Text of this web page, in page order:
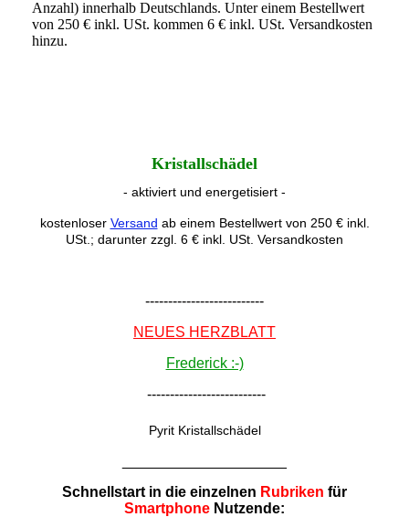
Anzahl) innerhalb Deutschlands. Unter einem Bestellwert
von 250 € inkl. USt. kommen 6 € inkl. USt. Versandkosten
hinzu.
Kristallschädel
- aktiviert und energetisiert -
kostenloser Versand ab einem Bestellwert von 250 € inkl.
USt.; darunter zzgl. 6 € inkl. USt. Versandkosten
--------------------------
NEUES HERZBLATT
Frederick :-)
--------------------------
Pyrit Kristallschädel
Schnellstart in die einzelnen Rubriken für
Smartphone Nutzende: